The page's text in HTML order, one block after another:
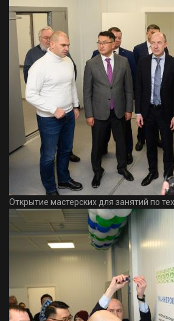
Открытие мастерских для занятий по